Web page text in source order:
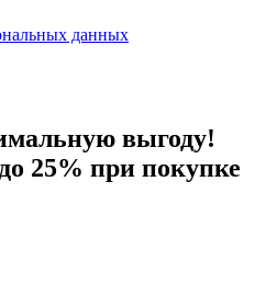
данных
выгоду!
25% при покупке